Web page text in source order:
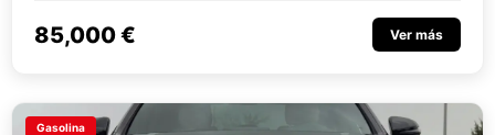
85,000 € Ver más
Gasolina